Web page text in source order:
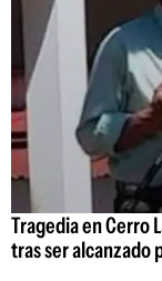
Tragedia en Cerro
tras ser alcanzado